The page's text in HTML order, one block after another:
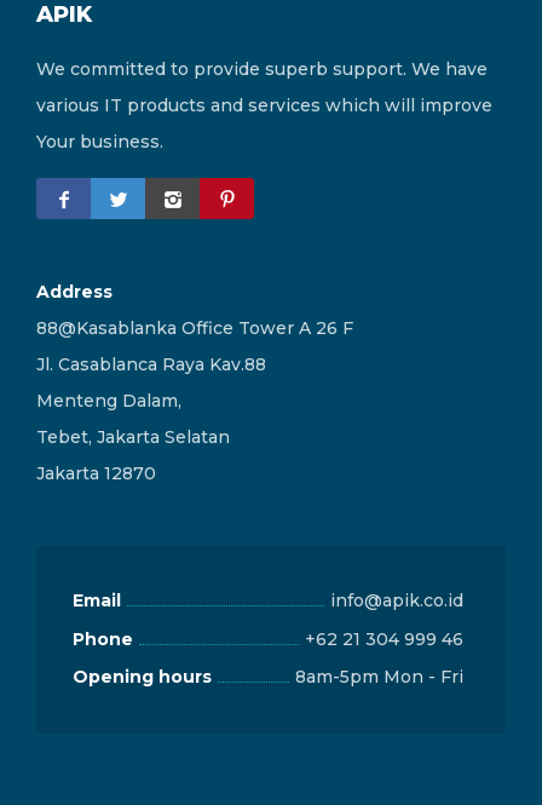
APIK
We committed to provide superb support. We have
various IT products and services which will improve
Your business.
Address
88@Kasablanka Office Tower A 26 F
Jl. Casablanca Raya Kav.88
Menteng Dalam,
Tebet, Jakarta Selatan
Jakarta 12870
Email
info@apik.co.id
Phone
+62 21 304 999 46
Opening hours
8am-5pm Mon - Fri